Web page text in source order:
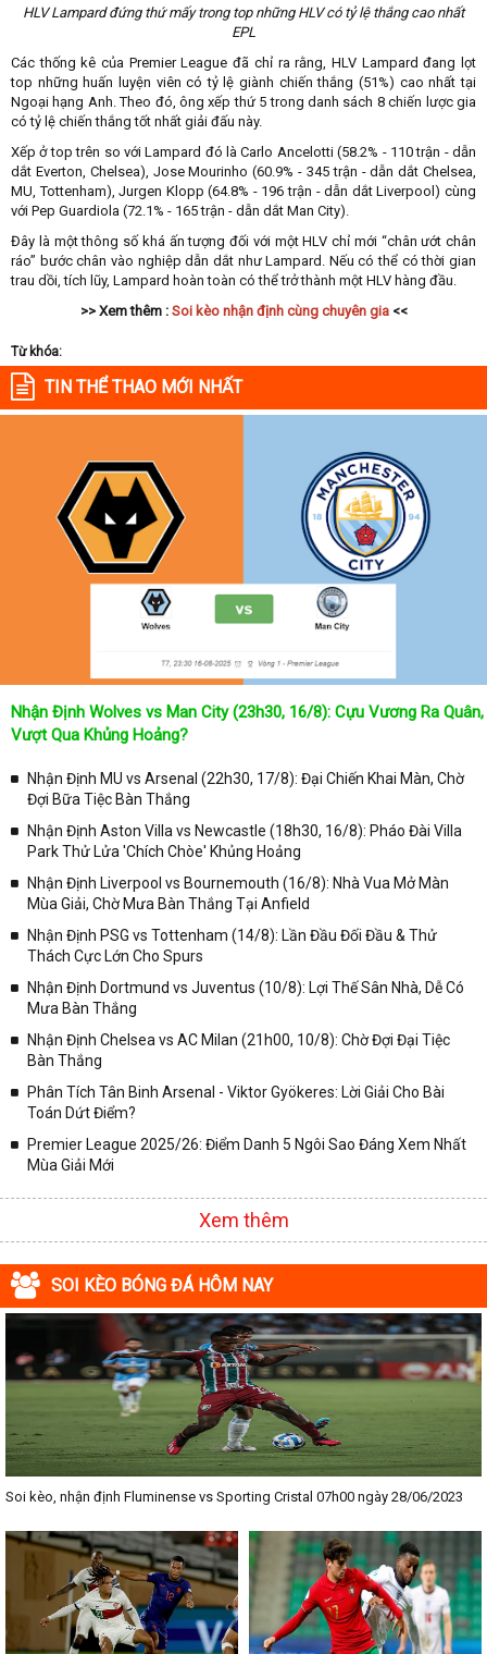
HLV Lampard đứng thứ mấy trong top những HLV có tỷ lệ thắng cao nhất
EPL
Các thống kê của Premier League đã chỉ ra rằng, HLV Lampard đang lọt
top những huấn luyện viên có tỷ lệ giành chiến thắng (51%) cao nhất tại
Ngoại hạng Anh. Theo đó, ông xếp thứ 5 trong danh sách 8 chiến lược gia
có tỷ lệ chiến thắng tốt nhất giải đấu này.
Xếp ở top trên so với Lampard đó là Carlo Ancelotti (58.2% - 110 trận - dẫn
dắt Everton, Chelsea), Jose Mourinho (60.9% - 345 trận - dẫn dắt Chelsea,
MU, Tottenham), Jurgen Klopp (64.8% - 196 trận - dẫn dắt Liverpool) cùng
với Pep Guardiola (72.1% - 165 trận - dẫn dắt Man City).
Đây là một thông số khá ấn tượng đối với một HLV chỉ mới “chân ướt chân
ráo” bước chân vào nghiệp dẫn dắt như Lampard. Nếu có thể có thời gian
trau dồi, tích lũy, Lampard hoàn toàn có thể trở thành một HLV hàng đầu.
>> Xem thêm : Soi kèo nhận định cùng chuyên gia<<
Từ khóa:
TIN THỂ THAO MỚI NHẤT
Nhận Định Wolves vs Man City (23h30, 16/8): Cựu Vương Ra Quân,
Vượt Qua Khủng Hoảng?
Nhận Định MU vs Arsenal (22h30, 17/8): Đại Chiến Khai Màn, Chờ
Đợi Bữa Tiệc Bàn Thắng
Nhận Định Aston Villa vs Newcastle (18h30, 16/8): Pháo Đài Villa
Park Thử Lửa 'Chích Chòe' Khủng Hoảng
Nhận Định Liverpool vs Bournemouth (16/8): Nhà Vua Mở Màn
Mùa Giải, Chờ Mưa Bàn Thắng Tại Anfield
Nhận Định PSG vs Tottenham (14/8): Lần Đầu Đối Đầu & Thử
Thách Cực Lớn Cho Spurs
Nhận Định Dortmund vs Juventus (10/8): Lợi Thế Sân Nhà, Dễ Có
Mưa Bàn Thắng
Nhận Định Chelsea vs AC Milan (21h00, 10/8): Chờ Đợi Đại Tiệc
Bàn Thắng
Phân Tích Tân Binh Arsenal - Viktor Gyökeres: Lời Giải Cho Bài
Toán Dứt Điểm?
Premier League 2025/26: Điểm Danh 5 Ngôi Sao Đáng Xem Nhất
Mùa Giải Mới
Xem thêm
SOI KÈO BÓNG ĐÁ HÔM NAY
Soi kèo, nhận định Fluminense vs Sporting Cristal 07h00 ngày 28/06/2023